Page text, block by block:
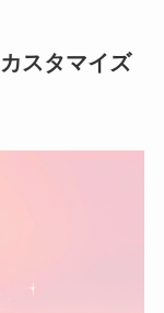
スタマイズ